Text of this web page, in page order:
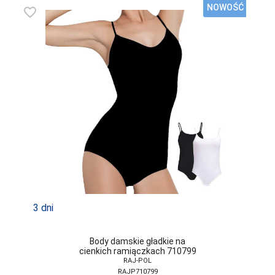
ATTRACTIVE
AURELLIE
AVA
BABELL
BABELLA
BE SNAZZY
BELLA SECRET
C3-SABANA
CANA
favorite_border NOWOŚĆ
3 dni
Body damskie gładkie na
cienkich ramiączkach 710799
RAJ-POL
RAJP710799